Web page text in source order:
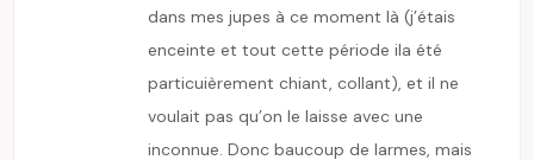
dans mes jupes à ce moment là (j’étais
enceinte et tout cette période ila été
particuièrement chiant, collant), et il ne
voulait pas qu’on le laisse avec une
inconnue. Donc baucoup de larmes, mais